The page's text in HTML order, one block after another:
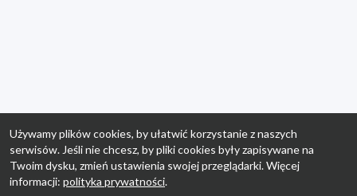
Używamy plików cookies, by ułatwić korzystanie z naszych
serwisów. Jeśli nie chcesz, by pliki cookies były zapisywane na
Twoim dysku, zmień ustawienia swojej przeglądarki. Więcej
informacji: polityka prywatności.